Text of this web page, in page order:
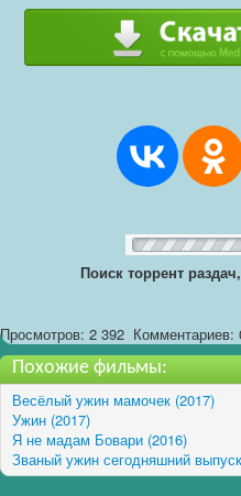
Поиск торрент
Просмотров: 2 392 Комментариев:
Похожие фильмы:
Весёлый ужин мамочек (2017)
Ужин (2017)
Я не мадам Бовари (2016)
Званый ужин сегодняшний